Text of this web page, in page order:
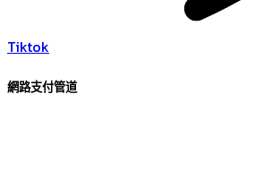
Tiktok
網路支付管道